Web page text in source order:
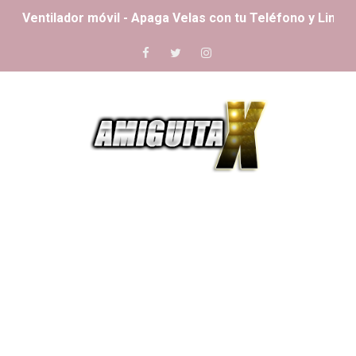
Ventilador móvil - Apaga Velas con tu Teléfono y
Celular bonito - 🎨 Personaliza tu Pantalla como Nunca
Detector de camaras: El mejor detector de cámaras
Una sola mano: 👋 Controla tu celular ¡sin tocarlo!